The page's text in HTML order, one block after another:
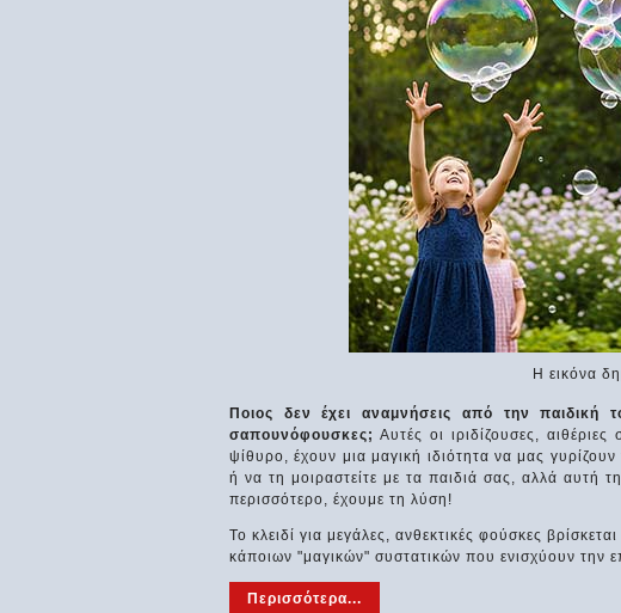
Η εικόνα
Ποιος δεν έχει αναμνήσεις από την παιδική
σαπουνόφουσκες; Αυτές οι ιριδίζουσες,
ψίθυρο, έχουν μια μαγική ιδιότητα να μας
ή να τη μοιραστείτε με τα παιδιά σας, αλλά αυτή
περισσότερο, έχουμε τη λύση!
Το κλειδί για μεγάλες, ανθεκτικές φούσκες
κάποιων "μαγικών" συστατικών που ενισχύουν την
Περισσότερα...